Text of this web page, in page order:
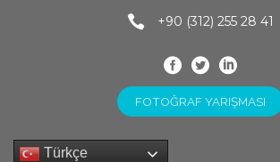
+90 (312) 255 28 41
FOTOĞRAF YARIŞMASI
Türkçe